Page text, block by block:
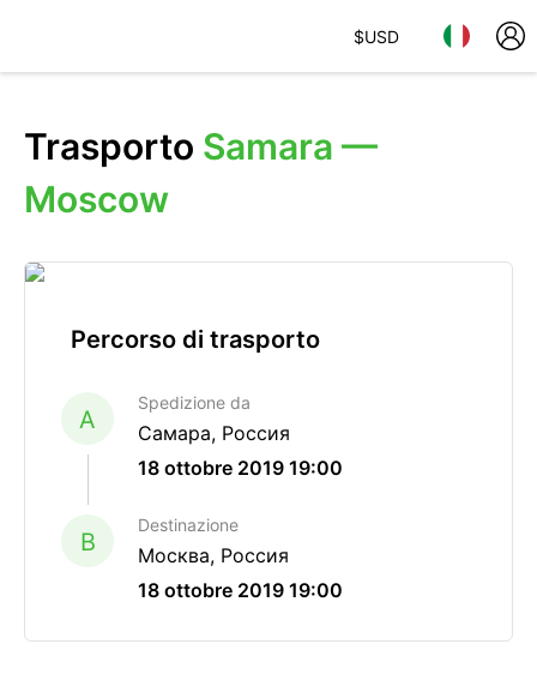
$USD
Trasporto Samara —
Moscow
Percorso di trasporto
A
Spedizione da
Самара, Россия
18 ottobre 2019 19:00
B
Destinazione
Москва, Россия
18 ottobre 2019 19:00